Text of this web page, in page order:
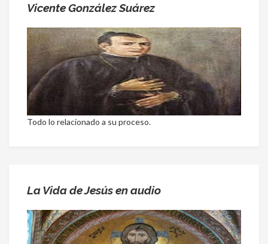
Vicente González Suárez
Todo lo relacionado a su proceso.
La Vida de Jesús en audio